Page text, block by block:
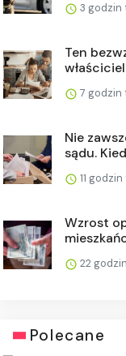
3 godzin
Ten
7 godzin
Nie
sądu.
11
Wzrost
22
Polecane